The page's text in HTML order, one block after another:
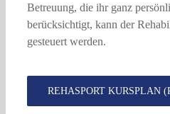
Betreuung, die ihr ganz
berücksichtigt, kann der
gesteuert werden.
REHASPORT KURSPLAN